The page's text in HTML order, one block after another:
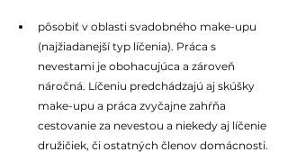
pôsobiť v oblasti svadobného make-upu
(najžiadanejší typ líčenia). Práca s
nevestami je obohacujúca a zároveň
náročná. Líčeniu predchádzajú aj skúšky
make-upu a práca zvyčajne zahŕňa
cestovanie za nevestou a niekedy aj líčenie
družičiek, či ostatných členov domácnosti.